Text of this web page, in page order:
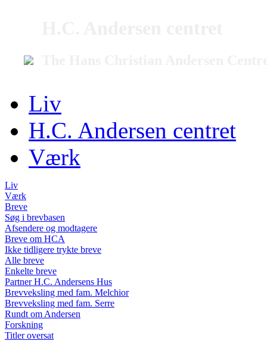
Liv
H.C. Andersen centret
Værk
Liv
Værk
Breve
Søg i brevbasen
Afsendere og modtagere
Breve om HCA
Ikke tidligere trykte breve
Alle breve
Enkelte breve
Partner H.C. Andersens Hus
Brevveksling med fam. Melchior
Brevveksling med fam. Serre
Rundt om Andersen
Forskning
Titler oversat